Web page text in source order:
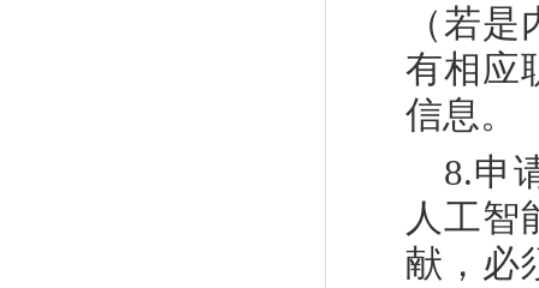
（若
有相应
信息。
8.申
人工智
献，必